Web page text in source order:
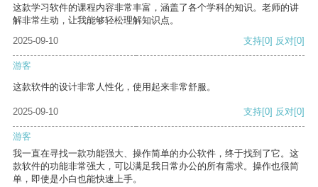
这款学习软件的课程内容非常丰富，涵盖了各个学科的知识。老师的讲
解非常生动，让我能够轻松理解知识点。
2025-09-10
支持[0] 反对[0]
游客
这款软件的设计非常人性化，使用起来非常舒服。
2025-09-10 支持[0] 反对[0]
游客
我一直在寻找一款功能强大、操作简单的办公软件，终于找到了它。这
款软件的功能非常强大，可以满足我日常办公的所有需求。操作也很简
单，即使是小白也能快速上手。